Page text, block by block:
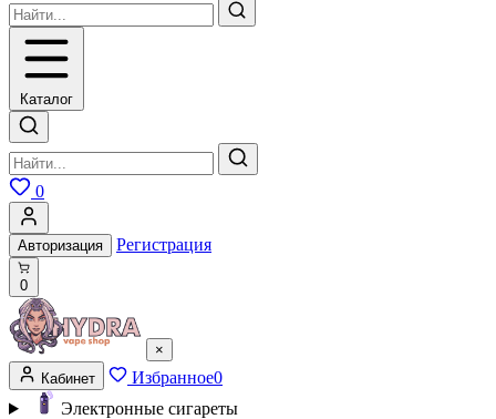
Каталог
0
Авторизация Регистрация
0
×
Кабинет
Избранное0
Электронные сигареты